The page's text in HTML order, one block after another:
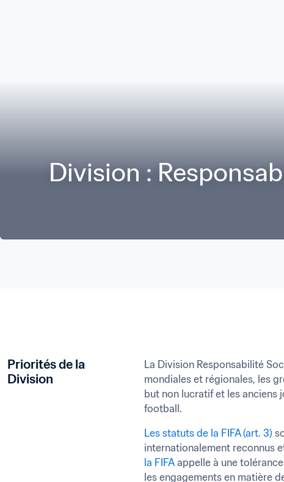
Division :
Priorités de la
Division
La Division Responsabilité
mondiales et régionales, les
but non lucratif et les anciens
football.
Les statuts de la FIFA (art. 3)
internationalement reconnus
la FIFA appelle à une
les engagements en matière